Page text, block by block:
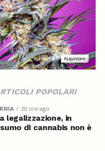
POPOLARI
20 ore ago
legalizzazione, in
di cannabis non è